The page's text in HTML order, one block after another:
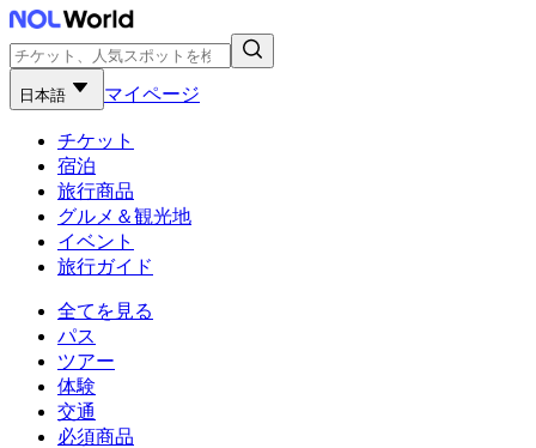
日本語 マイページ
チケット
宿泊
旅行商品
グルメ＆観光地
イベント
旅行ガイド
全てを見る
パス
ツアー
体験
交通
必須商品